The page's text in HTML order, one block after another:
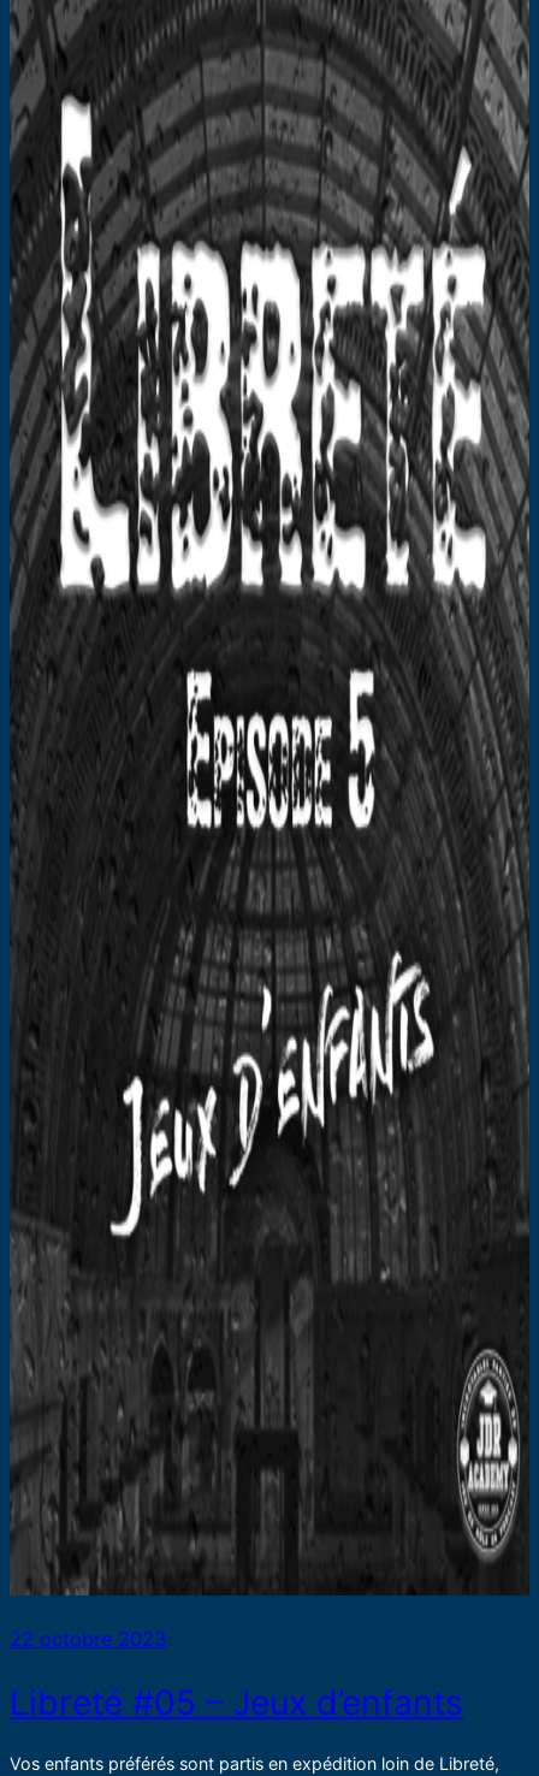
22 octobre 2023
Libreté #05 – Jeux d’enfants
Vos enfants préférés sont partis en expédition loin de Libreté,